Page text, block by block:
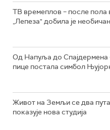
ТВ времеплов – после пола
„Лепеза" добила је
Од Напуља до Спајдермена
пице постала симбол
Живот на Земљи се два
показује нова студија